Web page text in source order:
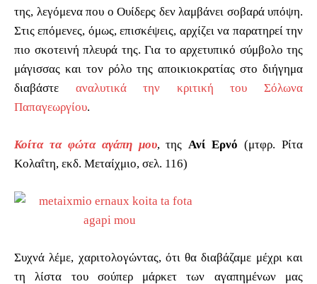
της, λεγόμενα που ο Ουίδερς δεν λαμβάνει σοβαρά υπόψη.
Στις επόμενες, όμως, επισκέψεις, αρχίζει να παρατηρεί την
πιο σκοτεινή πλευρά της. Για το αρχετυπικό σύμβολο της
μάγισσας και τον ρόλο της αποικιοκρατίας στο διήγημα
διαβάστε αναλυτικά την κριτική του Σόλωνα
Παπαγεωργίου.
Κοίτα τα φώτα αγάπη μου, τηςΑνί Ερνό (μτφρ. Ρίτα
Κολαΐτη, εκδ. Μεταίχμιο, σελ. 116)
Συχνά λέμε, χαριτολογώντας, ότι θα διαβάζαμε μέχρι και
τη λίστα του σούπερ μάρκετ των αγαπημένων μας